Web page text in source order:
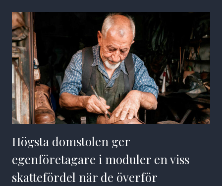
Högsta domstolen ger
egenföretagare i moduler en viss
skattefördel när de överför